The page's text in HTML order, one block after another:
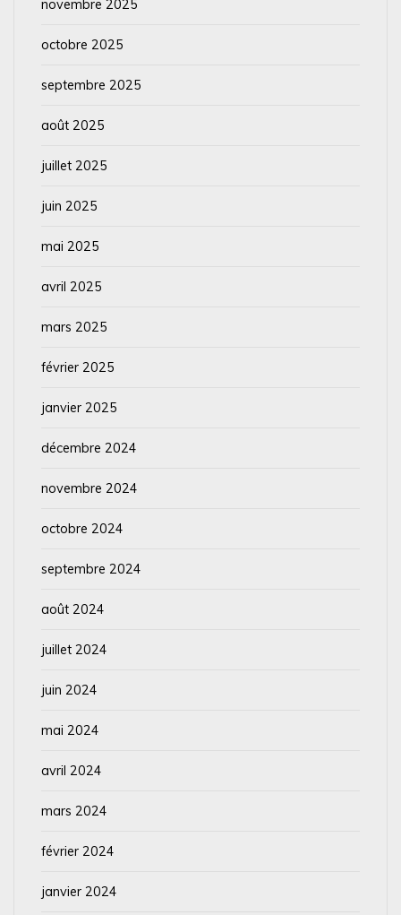
novembre 2025
octobre 2025
septembre 2025
août 2025
juillet 2025
juin 2025
mai 2025
avril 2025
mars 2025
février 2025
janvier 2025
décembre 2024
novembre 2024
octobre 2024
septembre 2024
août 2024
juillet 2024
juin 2024
mai 2024
avril 2024
mars 2024
février 2024
janvier 2024